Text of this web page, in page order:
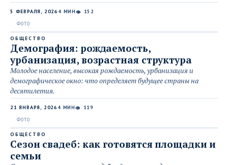
5 ФЕВРАЛЯ, 2026 4 МИН👁 152
ОБЩЕСТВО
Демография: рождаемость,
урбанизация, возрастная структура
Молодое население, высокая рождаемость, урбанизация и
демографическое окно: что определяет будущее страны на
десятилетия.
21 ЯНВАРЯ, 2026 4 МИН👁 119
ОБЩЕСТВО
Сезон свадеб: как готовятся площадки и
семьи